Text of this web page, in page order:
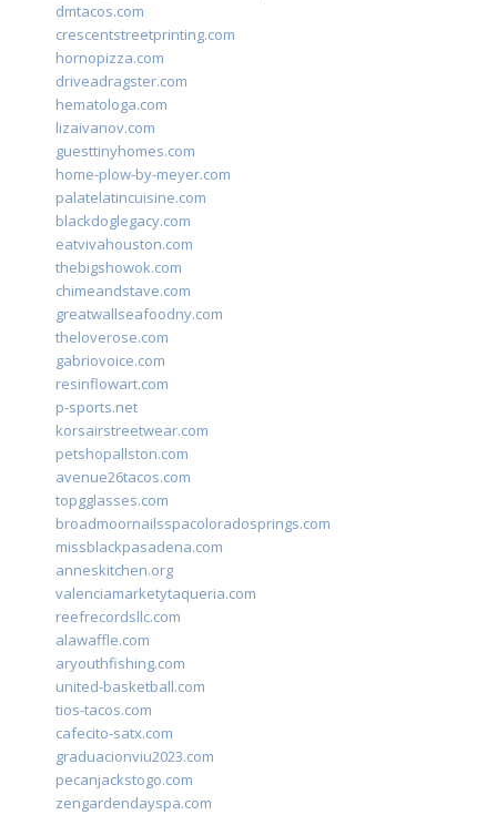
dmtacos.com
crescentstreetprinting.com
hornopizza.com
driveadragster.com
hematologa.com
lizaivanov.com
guesttinyhomes.com
home-plow-by-meyer.com
palatelatincuisine.com
blackdoglegacy.com
eatvivahouston.com
thebigshowok.com
chimeandstave.com
greatwallseafoodny.com
theloverose.com
gabriovoice.com
resinflowart.com
p-sports.net
korsairstreetwear.com
petshopallston.com
avenue26tacos.com
topgglasses.com
broadmoornailsspacoloradosprings.com
missblackpasadena.com
anneskitchen.org
valenciamarketytaqueria.com
reefrecordsllc.com
alawaffle.com
aryouthfishing.com
united-basketball.com
tios-tacos.com
cafecito-satx.com
graduacionviu2023.com
pecanjackstogo.com
zengardendayspa.com